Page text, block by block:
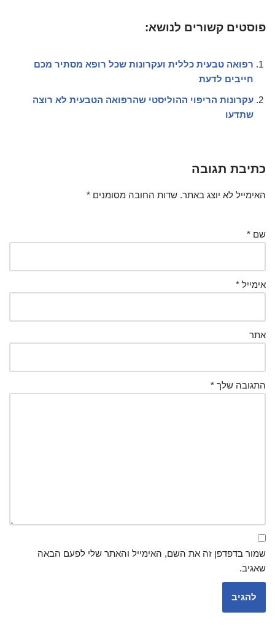
פוסטים קשורים לנושא:
רפואה טבעית כללית ועקרונות שכל רופא מסתיר מכם
חייבים לדעת
עקרונות הריפוי ההוליסטי שהרפואה הטבעית לא רוצה
שתדעו
כתיבת תגובה
האימייל לא יוצג באתר. שדות החובה מסומנים *
שם *
אימייל *
אתר
התגובה שלך *
שמור בדפדפן זה את השם, האימייל והאתר שלי לפעם הבאה
שאגיב.